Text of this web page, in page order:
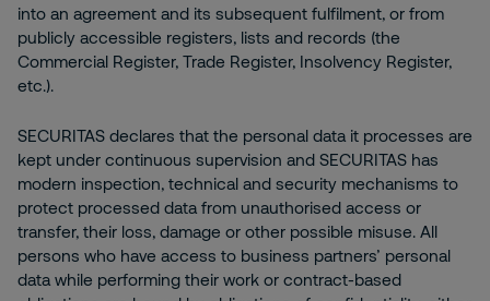
into an agreement and its subsequent fulfilment, or from
publicly accessible registers, lists and records (the
Commercial Register, Trade Register, Insolvency Register,
etc.).
SECURITAS declares that the personal data it processes are
kept under continuous supervision and SECURITAS has
modern inspection, technical and security mechanisms to
protect processed data from unauthorised access or
transfer, their loss, damage or other possible misuse. All
persons who have access to business partners’ personal
data while performing their work or contract-based